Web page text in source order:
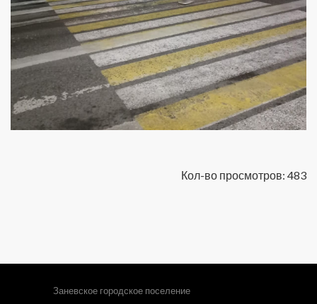
Кол-во просмотров: 483
Заневское городское поселение